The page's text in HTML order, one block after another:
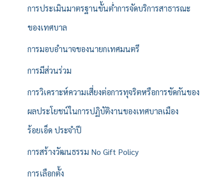
การประเมินมาตรฐานขั้นต่ำการจัดบริการสาธารณะ
ของเทศบาล
การมอบอำนาจของนายกเทศมนตรี
การมีส่วนร่วม
การวิเคราะห์ความเสี่ยงต่อการทุจริตหรือการขัดกันของ
ผลประโยชน์ในการปฏิบัติงานของเทศบาลเมือง
ร้อยเอ็ด ประจำปี
การสร้างวัฒนธรรม No Gift Policy
การเลือกตั้ง